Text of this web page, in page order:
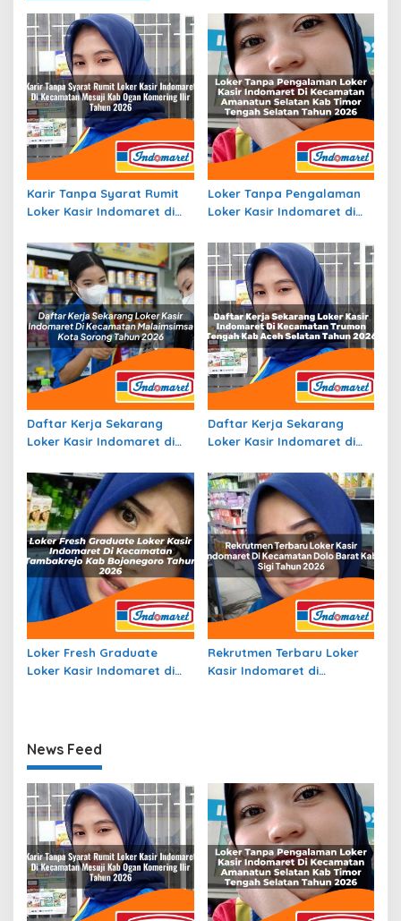
Karir Tanpa Syarat Rumit
Loker Kasir Indomaret di
Ogan Komering Ilir Tahun
2026
Loker Tanpa Pengalaman
Loker Kasir Indomaret di
Selatan, Kab Timor Tengah
Selatan Tahun 2026
Daftar Kerja Sekarang
Loker Kasir Indomaret di
Kota Sorong Tahun 2026
Daftar Kerja Sekarang
Loker Kasir Indomaret di
Tengah, Kab. Aceh Selatan
Tahun 2026
Loker Fresh Graduate
Loker Kasir Indomaret di
Rekrutmen Terbaru Loker
Kasir Indomaret di
News Feed